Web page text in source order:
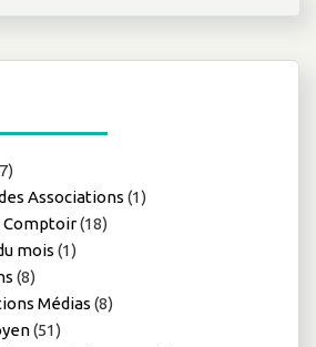
Associations (1)
Comptoir(18)
mois (1)
(8)
Médias (8)
(51)